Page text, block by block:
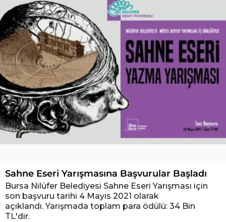
Sahne Eseri Yarışmasına Başvurular Başladı
Bursa Nilüfer Belediyesi Sahne Eseri Yarışması için
son başvuru tarihi 4 Mayıs 2021 olarak
açıklandı. Yarışmada toplam para ödülü: 34 Bin
TL'dir.